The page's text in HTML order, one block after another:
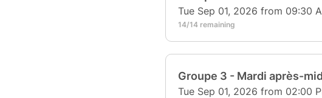
Tue Sep 01, 2026 from 09:30
14/14 remaining
Groupe 3 - Mardi après-
Tue Sep 01, 2026 from 02:00